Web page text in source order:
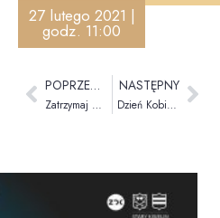
27 lutego 2021 |
godz. 11:00
POPRZEDNI
Zatrzymaj miłość
NASTĘPNY
Dzień Kobiet w Pałacu